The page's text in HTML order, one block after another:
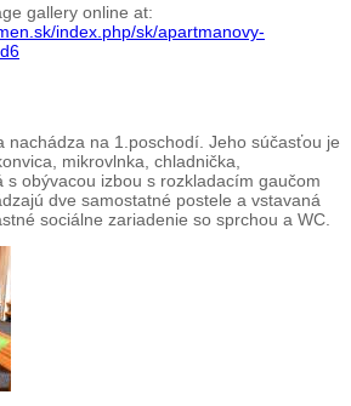
gallery online at:
index.php/sk/apartmanovy-
nachádza na 1.poschodí. Jeho súčasťou je
mikrovlnka, chladnička,
s obývacou izbou s rozkladacím gaučom
dve samostatné postele a vstavaná
sociálne zariadenie so sprchou a WC.